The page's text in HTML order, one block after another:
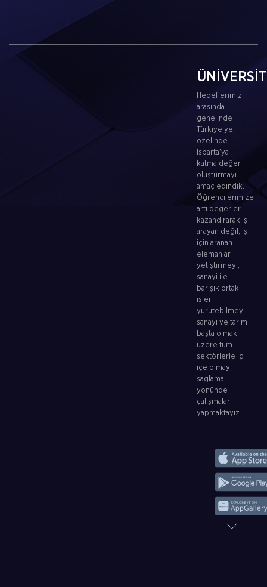
Hedeflerimiz
arasında
genelinde
Türkiye’ye,
özelinde
Isparta’ya
katma değer
oluşturmayı
amaç edindik.
Öğrencilerimize
artı değerler
kazandırarak iş
arayan değil, iş
için aranan
elemanlar
yetiştirmeyi,
sanayi ile
barışık ortak
işler
yürütebilmeyi,
sanayi ve tarım
başta olmak
üzere tüm
sektörlerle iç
içe olmayı
sağlama
yönünde
çalışmalar
yapmaktayız.